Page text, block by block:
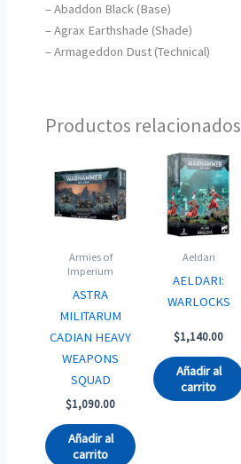
– Abaddon Black (Base)
– Agrax Earthshade (Shade)
– Armageddon Dust (Technical)
Productos relacionados
Armies of
Imperium
ASTRA
MILITARUM
CADIAN HEAVY
WEAPONS
SQUAD
$1,090.00
Añadir al
carrito
Aeldari
AELDARI:
WARLOCKS
$1,140.00
Añadir al
carrito